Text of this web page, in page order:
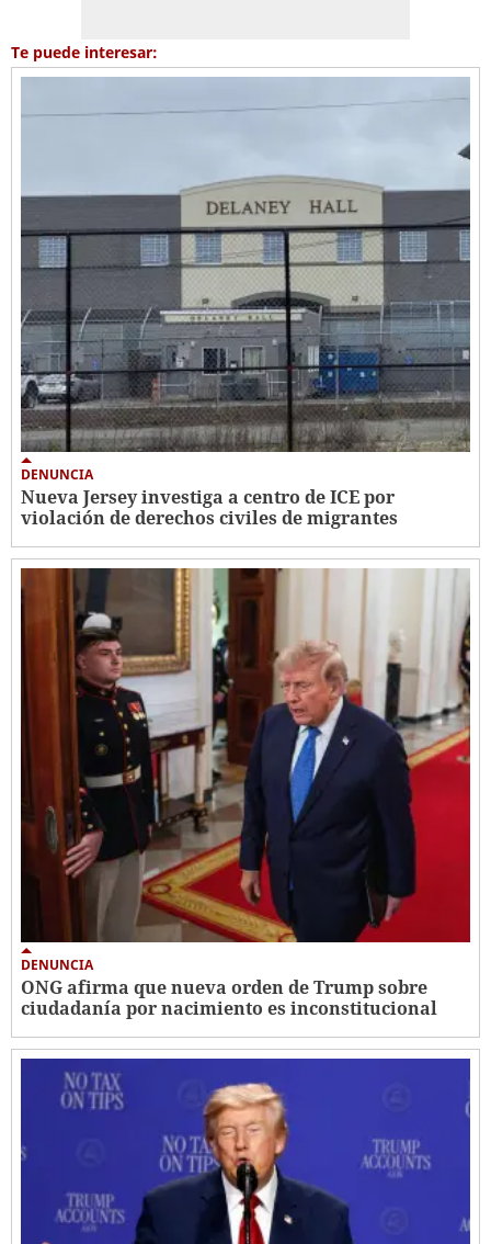
Te puede interesar:
DENUNCIA
Nueva Jersey investiga a centro de ICE por
violación de derechos civiles de migrantes
DENUNCIA
ONG afirma que nueva orden de Trump sobre
ciudadanía por nacimiento es inconstitucional